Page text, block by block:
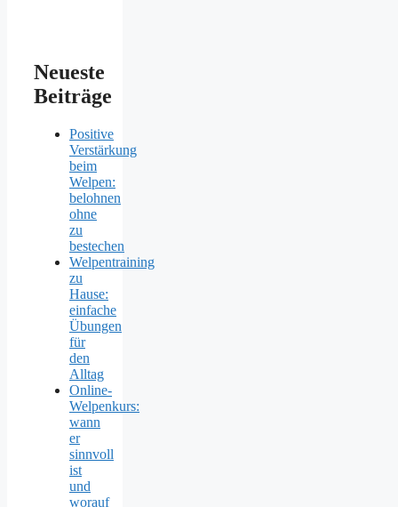
Neueste
Beiträge
Positive
Verstärkung
beim
Welpen:
belohnen
ohne
zu
bestechen
Welpentraining
zu
Hause:
einfache
Übungen
für
den
Alltag
Online-
Welpenkurs:
wann
er
sinnvoll
ist
und
worauf